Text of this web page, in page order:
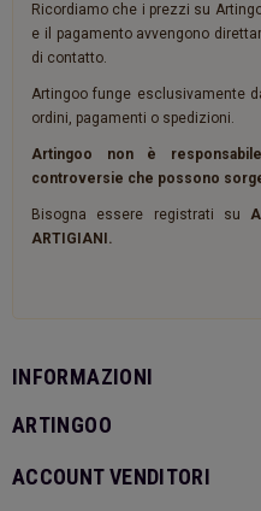
Ricordiamo che i prezzi su
e il pagamento avvengono
di contatto.
Artingoo funge esclusivamente
ordini, pagamenti o spedizioni.
Artingoo non è
controversie che possono
Bisogna essere registrati su
ARTIGIANI.
INFORMAZIONI
ARTINGOO
ACCOUNT VENDITORI